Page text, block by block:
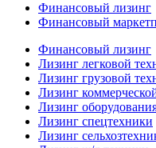
Финансовый лизинг
Финансовый
Финансовый лизинг
Лизинг легковой
Лизинг грузовой
Лизинг
Лизинг
Лизинг спецтехники
Лизинг